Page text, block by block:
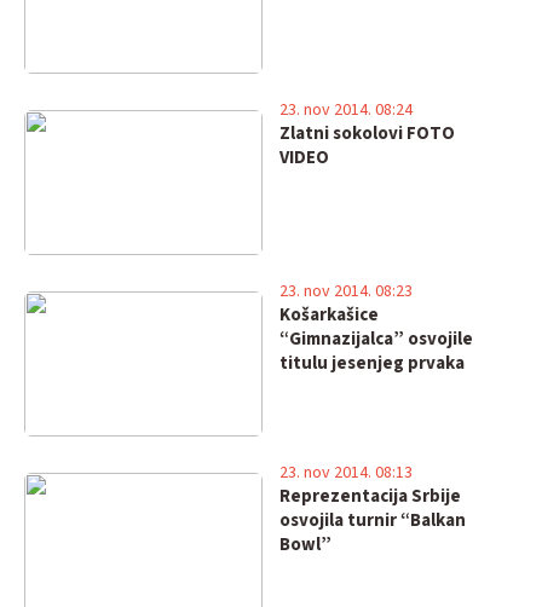
Zlatni sokolovi FOTO
VIDEO
23. nov 2014. 08:24
Košarkašice
“Gimnazijalca” osvojile
titulu jesenjeg prvaka
23. nov 2014. 08:23
Reprezentacija Srbije
osvojila turnir “Balkan
Bowl”
23. nov 2014. 08:13